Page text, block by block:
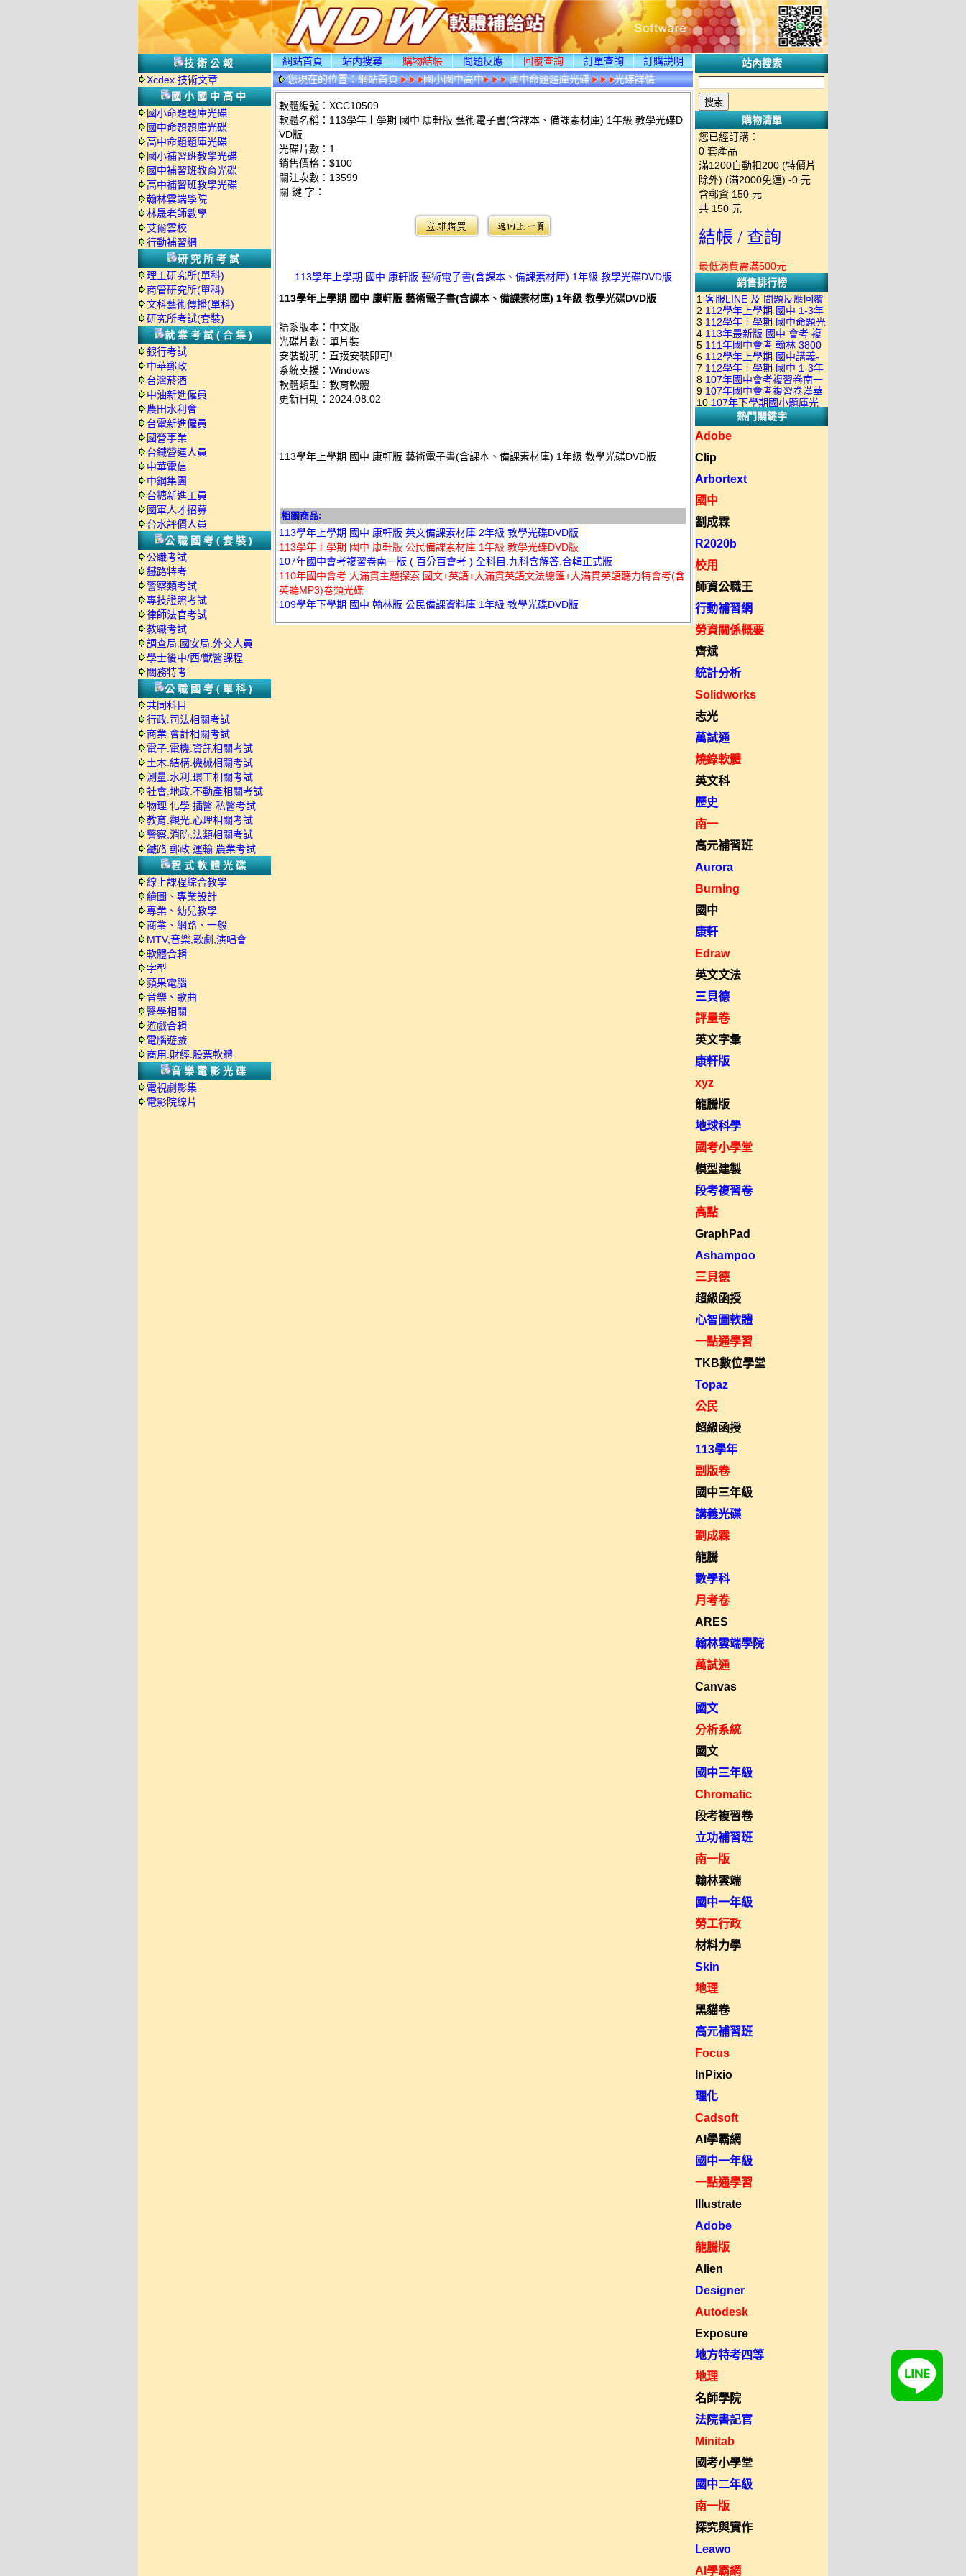
技術公報
Xcdex 技術文章
國小國中高中
國小命題題庫光碟
國中命題題庫光碟
高中命題題庫光碟
國小補習班教學光碟
國中補習班教育光碟
高中補習班教學光碟
翰林雲端學院
林晟老師數學
艾爾雲校
行動補習網
研究所考試
理工研究所(單科)
商管研究所(單科)
文科藝術傳播(單科)
研究所考試(套裝)
就業考試(合集)
銀行考試
中華郵政
台灣菸酒
中油新進僱員
農田水利會
台電新進僱員
國營事業
台鐵營運人員
中華電信
中鋼集團
台糖新進工員
國軍人才招募
台水評價人員
公職國考(套裝)
公職考試
鐵路特考
警察類考試
專技證照考試
律師法官考試
教職考試
調查局.國安局.外交人員
學士後中/西/獸醫課程
關務特考
公職國考(單科)
共同科目
行政.司法相關考試
商業.會計相關考試
電子.電機.資訊相關考試
土木.結構.機械相關考試
測量.水利.環工相關考試
社會.地政.不動產相關考試
物理.化學.插醫.私醫考試
教育.觀光.心理相關考試
警察,消防,法類相關考試
鐵路.郵政.運輸.農業考試
程式軟體光碟
線上課程綜合教學
繪圖、專業設計
專業、幼兒教學
商業、網路、一般
MTV,音樂,歌劇,演唱會
軟體合輯
字型
蘋果電腦
音樂、歌曲
醫學相關
遊戲合輯
電腦遊戲
商用.財經.股票軟體
音樂電影光碟
電視劇影集
電影院線片
網站首頁 站内搜尋 購物結帳 問題反應 回覆查詢 訂單查詢
訂購説明
您現在的位置：網站首頁 國小國中高中 國中命題題庫光碟 光碟詳情
軟體編號：XCC10509
軟體名稱：113學年上學期 國中 康軒版 藝術電子書(含課本、備課素材庫) 1年級 教學光碟D
VD版
光碟片數：1
銷售價格：$100
關注次數： 13599
關 鍵 字：
113學年上學期 國中 康軒版 藝術電子書(含課本、備課素材庫) 1年級 教學光碟DVD版
113學年上學期 國中 康軒版 藝術電子書(含課本、備課素材庫) 1年級 教學光碟DVD版
語系版本：中文版
光碟片數：單片裝
安裝說明：直接安裝即可!
系統支援：Windows
軟體類型：教育軟體
更新日期：2024.08.02
113學年上學期 國中 康軒版 藝術電子書(含課本、備課素材庫) 1年級 教學光碟DVD版
相關商品:
113學年上學期 國中 康軒版 英文備課素材庫 2年級 教學光碟DVD版
113學年上學期 國中 康軒版 公民備課素材庫 1年級 教學光碟DVD版
107年國中會考複習卷南一版 ( 百分百會考 ) 全科目.九科含解答.合輯正式版
110年國中會考 大滿貫主題探索 國文+英語+大滿貫英語文法總匯+大滿貫英語聽力特會考(含
英聽MP3)卷類光碟
109學年下學期 國中 翰林版 公民備課資料庫 1年級 教學光碟DVD版
站內搜索
購物清單
您已經訂購：
0 套產品
滿1200自動扣200 (特價片
除外) (滿2000免運) -0 元
含郵資 150 元
共 150 元
結帳 / 查詢
最低消費需滿500元
銷售排行榜
1 客服LINE 及 問題反應回覆
方式 下單後出現訂單編號就
是訂購成功 不會有回覆信
2 112學年上學期 國中 1-3年
級 校用卷 (含南一.康軒.翰林.
全科目.全部卷.含解答)完整版
(2DVD)
3 112學年上學期 國中命題光
碟 康軒版 1-3年級(含108課
綱)(全年級、全領域) 題庫光
碟(不包含：藝文+綜合+健體)
4 113年最新版 國中 會考 複
習卷講義 共18卷(含南一百分
百EZ+南一超會考+康軒麻辣
+康軒會考勝經+康軒易點通
+康軒圖解E點通+漢華大聯盟
+翰林大滿貫+翰林橘子+翰林
Lite輕+翰林主題探索+奇鼎
KO+奇鼎進會考+金安新思維
735+建弘細說.活用+漢華達
陣)全科目合輯版(3片裝)
5 111年國中會考 翰林 3800
應用題彙編 + 南一 3688 應用
題彙編+南一歷屆試題+康軒
3800+ 應用題彙編 1-3年級 卷
類光碟
6 112學年上學期 國中講義-
題型較難(康軒新挑戰麻辣講
義+翰林超級翰將講義+南一學
習標竿講義) 1-3年級 合輯版
DVD版
7 112學年上學期 國中 1-3年
級 習作解答+課本解答(含康
軒.南一.翰林全版本.全科目)
合輯版 DVD版
8 107年國中會考複習卷南一
版 ( 點線面 )全科目.九科含解
答.合輯正式版
9 107年國中會考複習卷漢華
版 ( 達陣 ) 全科目.八科含解
答.合輯正式版
10 107年下學期國小題庫光
碟-南一版（1～6年級）全科
目合輯版 (三片裝)
熱門關鍵字
Adobe
Clip
Arbortext
國中
劉成霖
R2020b
校用
師資公職王
行動補習網
勞資關係概要
齊斌
統計分析
Solidworks
志光
萬試通
燒錄軟體
英文科
歷史
南一
高元補習班
Aurora
Burning
國中
康軒
Edraw
英文文法
三貝德
評量卷
英文字彙
康軒版
xyz
龍騰版
地球科學
國考小學堂
模型建製
段考複習卷
高點
GraphPad
Ashampoo
三貝德
超級函授
心智圖軟體
一點通學習
TKB數位學堂
Topaz
公民
超級函授
113學年
副版卷
國中三年級
講義光碟
劉成霖
龍騰
數學科
月考卷
ARES
翰林雲端學院
萬試通
Canvas
國文
分析系統
國文
國中三年級
Chromatic
段考複習卷
立功補習班
南一版
翰林雲端
國中一年級
勞工行政
材料力學
Skin
地理
黑貓卷
高元補習班
Focus
InPixio
理化
Cadsoft
AI學霸網
國中一年級
一點通學習
Illustrate
Adobe
龍騰版
Alien
Designer
Autodesk
Exposure
地方特考四等
地理
名師學院
法院書記官
Minitab
國考小學堂
國中二年級
南一版
探究與實作
Leawo
AI學霸網